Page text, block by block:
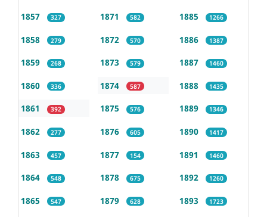
1857 327
1858 279
1859 268
1860 336
1861 392
1862 277
1863 457
1864 548
1865 547
1871 582
1872 570
1873 579
1874 587
1875 576
1876 605
1877 154
1878 675
1879 628
1885 1266
1886 1387
1887 1460
1888 1435
1889 1346
1890 1417
1891 1460
1892 1260
1893 1723